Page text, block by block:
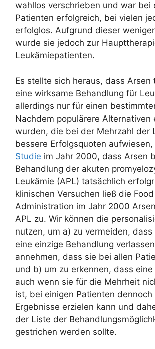
wahllos verschrieben und war bei
Patienten erfolgreich, bei vielen
erfolglos. Aufgrund dieser
wurde sie jedoch zur
Leukämiepatienten.
Es stellte sich heraus, dass Arsen
eine wirksame Behandlung für
allerdings nur für einen
Nachdem populärere Alternativen
wurden, die bei der Mehrzahl der
bessere Erfolgsquoten aufwiesen,
Studie im Jahr 2000, dass Arsen
Behandlung der akuten
Leukämie (APL) tatsächlich
klinischen Versuchen ließ die
Administration im Jahr 2000
APL zu. Wir können die
nutzen, um a) zu vermeiden,
eine einzige Behandlung
annehmen, dass sie bei allen
und b) um zu erkennen, dass
auch wenn sie für die Mehrheit
ist, bei einigen Patienten dennoch
Ergebnisse erzielen kann und
der Liste der
gestrichen werden sollte.